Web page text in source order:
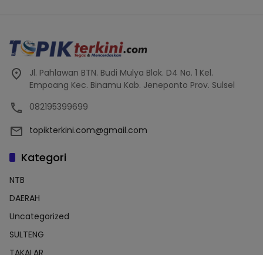
Jl. Pahlawan BTN. Budi Mulya Blok. D4 No. 1 Kel.
Empoang Kec. Binamu Kab. Jeneponto Prov. Sulsel
082195399699
topikterkini.com@gmail.com
Kategori
NTB
DAERAH
Uncategorized
SULTENG